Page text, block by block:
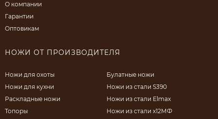
О компании
Гарантии
Оптовикам
НОЖИ ОТ ПРОИЗВОДИТЕЛЯ
Ножи для охоты
Ножи для кухни
Раскладные ножи
Топоры
Булатные ножи
Ножи из стали S390
Ножи из стали Elmax
Ножи из стали х12МФ